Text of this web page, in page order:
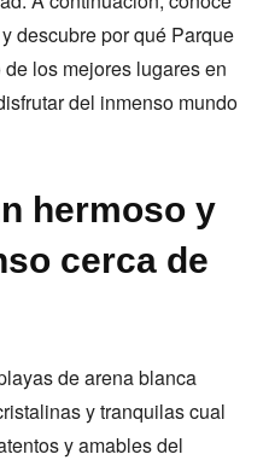
descubre por qué Parque
los mejores lugares en
del inmenso mundo
hermoso y
cerca de
de arena blanca
y tranquilas cual
y amables del